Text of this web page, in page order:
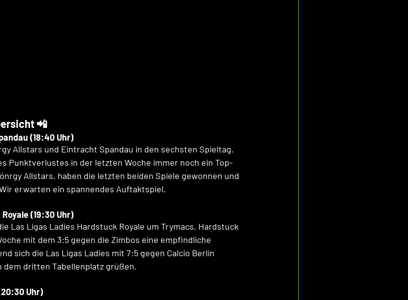
📲
(18:40 Uhr)
Allstars und Eintracht Spandau in den sechsten Spieltag.
Punktverlustes in der letzten Woche immer noch ein Top-
Allstars, haben die letzten beiden Spiele gewonnen und
erwarten ein spannendes Auftaktspiel.
(19:30 Uhr)
Las Ligas Ladies Hardstuck Royale um Trymacs. Hardstuck
mit dem 3:5 gegen die Zimbos eine empfindliche
sich die Las Ligas Ladies mit 7:5 gegen Calcio Berlin
dritten Tabellenplatz grüßen.
Uhr)